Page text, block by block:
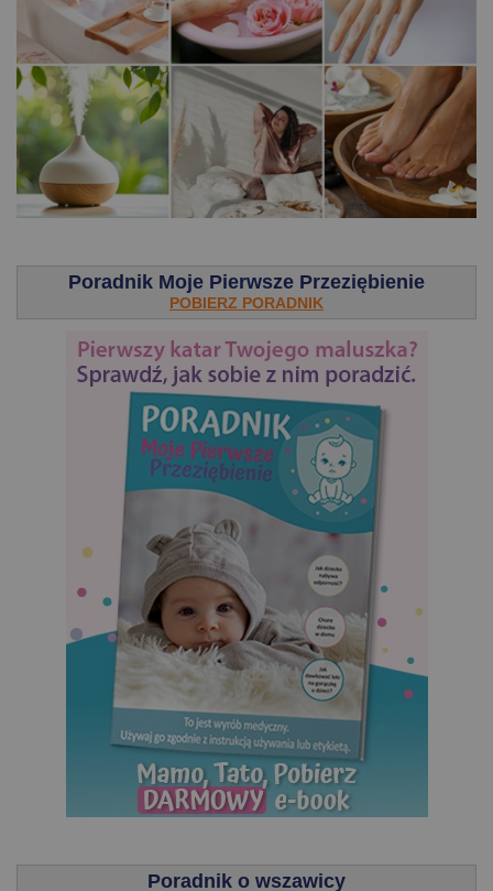
Poradnik Moje Pierwsze Przeziębienie
POBIERZ PORADNIK
Poradnik o wszawicy